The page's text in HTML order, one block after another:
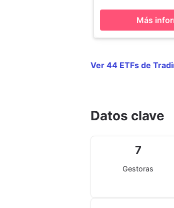
Más
Ver 44 ETFs de
Datos clave
7
Gestoras